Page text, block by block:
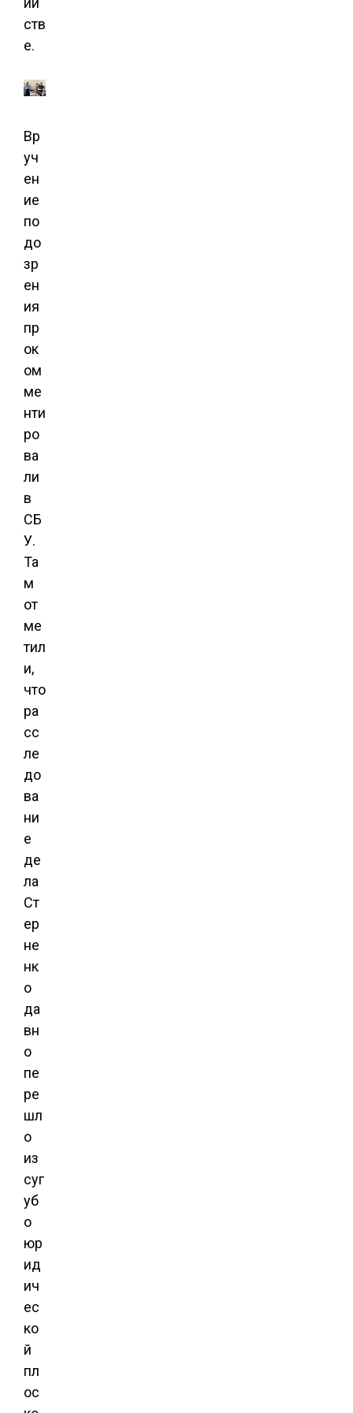
ств
е.
Вр
уч
ен
ие
по
до
зр
ен
ия
пр
ок
ом
ме
нти
ро
ва
ли
в
СБ
У.
Та
м
от
ме
тил
и,
что
ра
сс
ле
до
ва
ни
е
де
ла
Ст
ер
не
нк
о
да
вн
о
пе
ре
шл
о
из
суг
уб
о
юр
ид
ич
ес
ко
й
пл
ос